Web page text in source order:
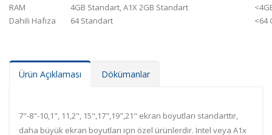
RAM
4GB Standart, A1X 2GB Standart
Dahili Hafıza
64 Standart <64
Ürün Açıklaması Dökümanlar
7"-8"-10,1", 11,2", 15",17",19",21" ekran boyutları standarttır,
daha büyük ekran boyutları için özel ürünlerdir. Intel veya A1x